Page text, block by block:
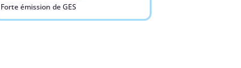
Forte émission de GES